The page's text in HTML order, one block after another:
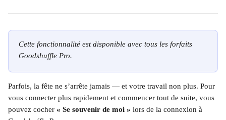
Cette fonctionnalité est disponible avec tous les forfaits
Goodshuffle Pro.
Parfois, la fête ne s’arrête jamais — et votre travail non plus. Pour
vous connecter plus rapidement et commencer tout de suite, vous
pouvez cocher « Se souvenir de moi » lors de la connexion à